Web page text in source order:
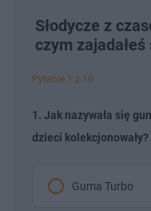
Słodycze z
czym
Pytanie 1 z 10
1. Jak nazywała się
dzieci kolekcjonowały?
Guma Turbo